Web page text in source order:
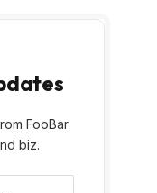
FooBar
biz.